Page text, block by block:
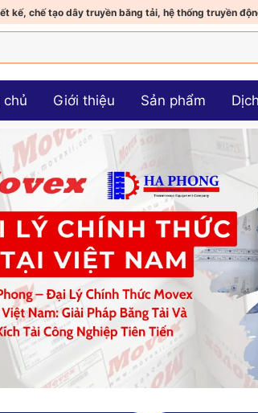
kế, chế tạo dây truyền băng tải, hệ thống truyền
chủ Giới thiệu Sản phẩm